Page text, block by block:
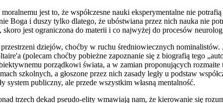
jest to, że współczesne nauki eksperymentalne nie
Boga i duszy tylko dlatego, że ubóstwiana przez nich nauka nie
jest ograniczona do materii i co najwyżej do procesów
dziejów, choćby w ruchu średniowiecznych
(polecam choćby pobieżne zapoznanie się z biografią tego
porządkowi świata, a w zamian proponujących
szkolnych, a głoszone przez nich zasady legły u podstaw
publiczny, ale przede wszystkim własną mentalność.
trzech dekad pseudo-elity wmawiają nam, że kierowanie się